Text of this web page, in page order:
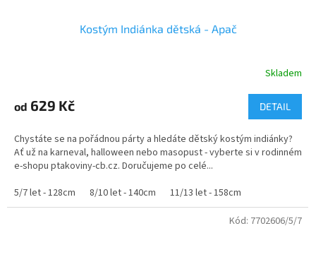
Kostým Indiánka dětská - Apač
produktu
je
z
5
hvězdiček.
Skladem
od 629 Kč DETAIL
Chystáte se na pořádnou párty a hledáte dětský kostým indiánky?
Ať už na karneval, halloween nebo masopust - vyberte si v rodinném
e-shopu ptakoviny-cb.cz. Doručujeme po celé...
5/7 let - 128cm
8/10 let - 140cm 11/13 let - 158cm
Kód: 7702606/5/7